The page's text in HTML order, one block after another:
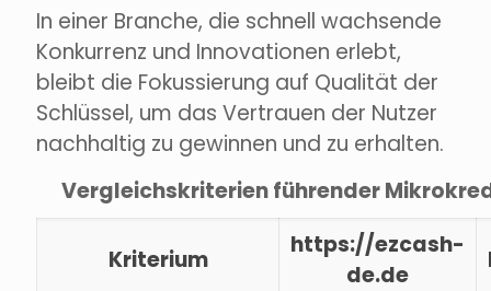
In einer Branche, die schnell wachsende
Konkurrenz und Innovationen erlebt,
bleibt die Fokussierung auf Qualität der
Schlüssel, um das Vertrauen der Nutzer
nachhaltig zu gewinnen und zu erhalten.
Vergleichskriterien führender
Kriterium
https://ezcash-
de.de